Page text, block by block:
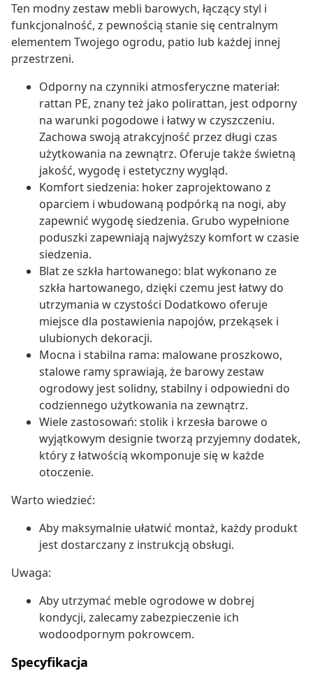
Ten modny zestaw mebli barowych, łączący styl i
funkcjonalność, z pewnością stanie się centralnym
elementem Twojego ogrodu, patio lub każdej innej
przestrzeni.
Odporny na czynniki atmosferyczne materiał:
rattan PE, znany też jako polirattan, jest odporny
na warunki pogodowe i łatwy w czyszczeniu.
Zachowa swoją atrakcyjność przez długi czas
użytkowania na zewnątrz. Oferuje także świetną
jakość, wygodę i estetyczny wygląd.
Komfort siedzenia: hoker zaprojektowano z
oparciem i wbudowaną podpórką na nogi, aby
zapewnić wygodę siedzenia. Grubo wypełnione
poduszki zapewniają najwyższy komfort w czasie
siedzenia.
Blat ze szkła hartowanego: blat wykonano ze
szkła hartowanego, dzięki czemu jest łatwy do
utrzymania w czystości Dodatkowo oferuje
miejsce dla postawienia napojów, przekąsek i
ulubionych dekoracji.
Mocna i stabilna rama: malowane proszkowo,
stalowe ramy sprawiają, że barowy zestaw
ogrodowy jest solidny, stabilny i odpowiedni do
codziennego użytkowania na zewnątrz.
Wiele zastosowań: stolik i krzesła barowe o
wyjątkowym designie tworzą przyjemny dodatek,
który z łatwością wkomponuje się w każde
otoczenie.
Warto wiedzieć:
Aby maksymalnie ułatwić montaż, każdy produkt
jest dostarczany z instrukcją obsługi.
Uwaga:
Aby utrzymać meble ogrodowe w dobrej
kondycji, zalecamy zabezpieczenie ich
wodoodpornym pokrowcem.
Specyfikacja